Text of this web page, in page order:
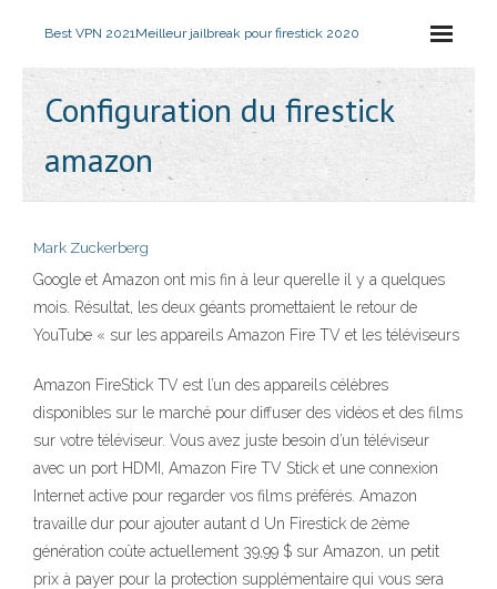
Best VPN 2021Meilleur jailbreak pour firestick 2020
Configuration du firestick
amazon
Mark Zuckerberg
Google et Amazon ont mis fin à leur querelle il y a quelques
mois. Résultat, les deux géants promettaient le retour de
YouTube « sur les appareils Amazon Fire TV et les téléviseurs
Amazon FireStick TV est l’un des appareils célèbres
disponibles sur le marché pour diffuser des vidéos et des films
sur votre téléviseur. Vous avez juste besoin d’un téléviseur
avec un port HDMI, Amazon Fire TV Stick et une connexion
Internet active pour regarder vos films préférés. Amazon
travaille dur pour ajouter autant d Un Firestick de 2ème
génération coûte actuellement 39,99 $ sur Amazon, un petit
prix à payer pour la protection supplémentaire qui vous sera